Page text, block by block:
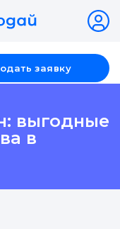
заявку
выгодные
в